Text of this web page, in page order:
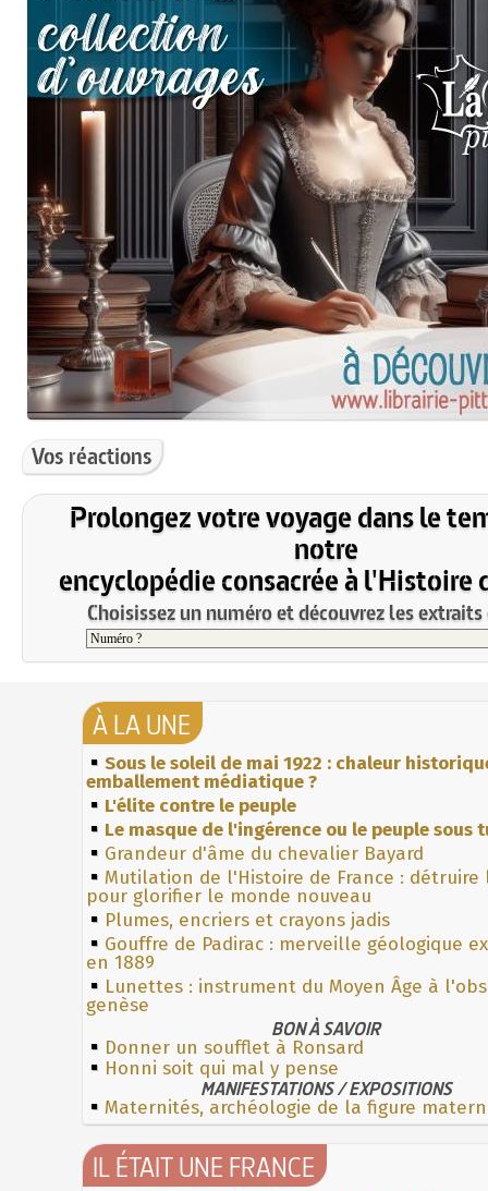
Vos réactions
Prolongez votre voyage dans le
notre
encyclopédie consacrée à l'Histoire
Choisissez un numéro et découvrez les
À LA UNE
Sous le soleil de mai 1922 : chaleur
emballement médiatique ?
L'élite contre le peuple
Le masque de l'ingérence ou le peuple sous
Grandeur d'âme du chevalier Bayard
Mutilation de l'Histoire de France : détruire
pour glorifier le monde nouveau
Plumes, encriers et crayons jadis
Gouffre de Padirac : merveille géologique
en 1889
Lunettes : instrument du Moyen Âge à
genèse
BON À SAVOIR
Donner un soufflet à Ronsard
Honni soit qui mal y pense
MANIFESTATIONS / EXPOSITIONS
Maternités, archéologie de la figure
IL ÉTAIT UNE FRANCE